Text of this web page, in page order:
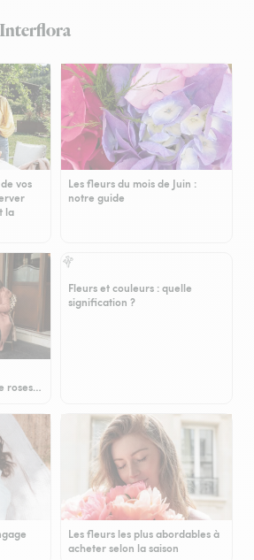
vos
la
Les fleurs du mois de Juin :
notre guide
roses…
Fleurs et couleurs : quelle
signification ?
Les fleurs les plus abordables à
acheter selon la saison